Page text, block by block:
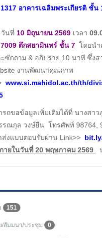
อาคารเฉลิมพระเกียรติ ชั้น
วันที่ 10 มิถุนายน 2569 เวลา
ตึกสยามินทร์ ชั้น 7 โดยนำ
ซักถาม & อภิปราย 10 นาที ซึ่งส
งานพัฒนาคุณภาพ
www.si.mahidol.ac.th/th/
อข้อมูลเพิ่มเติมได้ที่ นางสาว
รณกุล วงษ์ยืน โทรศัพท์ 98764,
งแบบตอบรับผ่าน Link>>
ายในวันที่ 20 พฤษภาคม 2569
151
/สัมมนา/ประชุม 0